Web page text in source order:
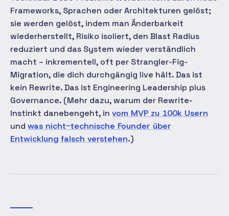
Frameworks, Sprachen oder Architekturen gelöst;
sie werden gelöst, indem man Änderbarkeit
wiederherstellt, Risiko isoliert, den Blast Radius
reduziert und das System wieder verständlich
macht – inkrementell, oft per Strangler-Fig-
Migration, die dich durchgängig live hält. Das ist
kein Rewrite. Das ist Engineering Leadership plus
Governance. (Mehr dazu, warum der Rewrite-
Instinkt danebengeht, in vom MVP zu 100k Usern
und was nicht-technische Founder über
Entwicklung falsch verstehen.)